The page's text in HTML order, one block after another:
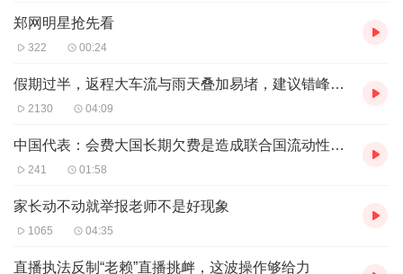
盲是扫了，但比赛结束发现，要想写出来一篇像样的稿子是
几乎不可能的，需要补的东西太多太多。所谓术业有专攻，
时在电脑上敲下文字，想来他写出来的稿子一定专业又好看
科技发展到这个阶段，在采访中纸和笔俨然成了“稀罕物件
了。其实，来之前我是准备了笔和采访本的，但每天装在电
脑包里背来背去却从未拿出来过。这里面有“不大用得上”的
原因，也有心理原因：都什么时代了，还用纸笔，也不怕人
郑网明星抢先看
322 00:24
假期过半，返程大车流与雨天叠加易堵，建议错峰返程
2130 04:09
中国代表：会费大国长期欠费是造成联合国流动性危机的主要原因
241 01:58
家长动不动就举报老师不是好现象
1065 04:35
直播执法反制“老赖”直播挑衅，这波操作够给力